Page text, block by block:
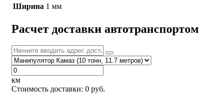
Ширина 1 мм
Расчет доставки автотранспортом
км
Стоимость доставки: 0 руб.